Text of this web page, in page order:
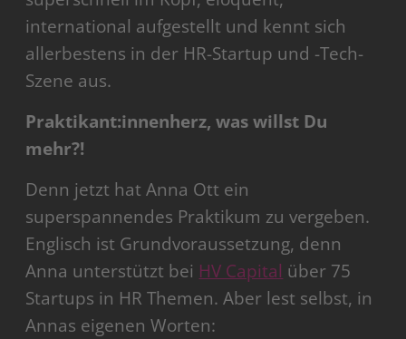
international aufgestellt und kennt sich
allerbestens in der HR-Startup und -Tech-
Szene aus.
Praktikant:innenherz, was willst Du
mehr?!
Denn jetzt hat Anna Ott ein
superspannendes Praktikum zu vergeben.
Englisch ist Grundvoraussetzung, denn
Anna unterstützt bei HV Capital über 75
Startups in HR Themen. Aber lest selbst, in
Annas eigenen Worten: